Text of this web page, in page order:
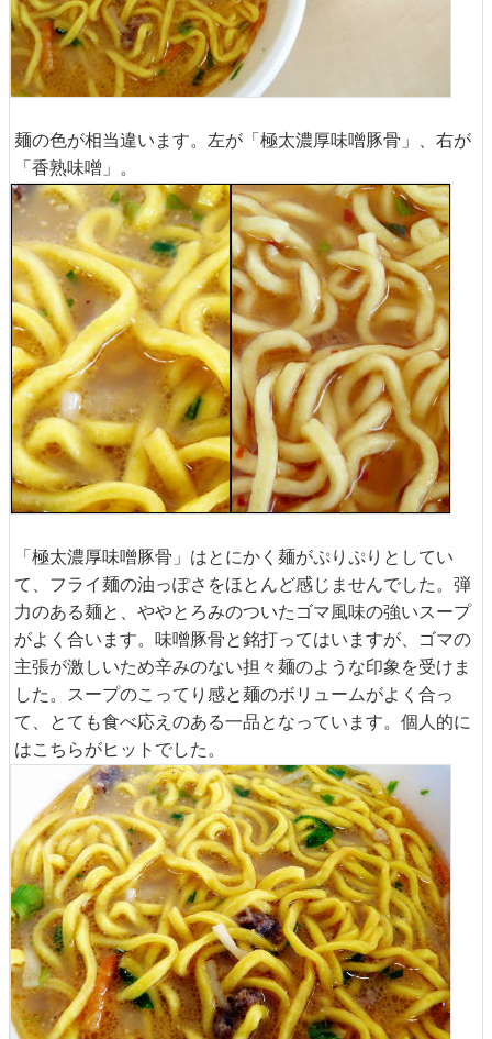
麺の色が相当違います。左が「極太濃厚味噌豚骨」、右が
「香熟味噌」。
「極太濃厚味噌豚骨」はとにかく麺がぷりぷりとしてい
て、フライ麺の油っぽさをほとんど感じませんでした。弾
力のある麺と、ややとろみのついたゴマ風味の強いスープ
がよく合います。味噌豚骨と銘打ってはいますが、ゴマの
主張が激しいため辛みのない担々麺のような印象を受けま
した。スープのこってり感と麺のボリュームがよく合っ
て、とても食べ応えのある一品となっています。個人的に
はこちらがヒットでした。